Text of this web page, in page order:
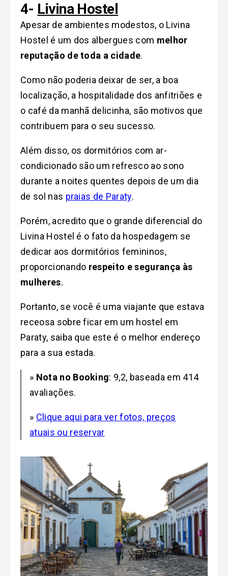
4- Livina Hostel
Apesar de ambientes modestos, o Livina
Hostel é um dos albergues com melhor
reputação de toda a cidade.
Como não poderia deixar de ser, a boa
localização, a hospitalidade dos anfitriões e
o café da manhã delicinha, são motivos que
contribuem para o seu sucesso.
Além disso, os dormitórios com ar-
condicionado são um refresco ao sono
durante a noites quentes depois de um dia
de sol nas praias de Paraty.
Porém, acredito que o grande diferencial do
Livina Hostel é o fato da hospedagem se
dedicar aos dormitórios femininos,
proporcionando respeito e segurança às
mulheres.
Portanto, se você é uma viajante que estava
receosa sobre ficar em um hostel em
Paraty, saiba que este é o melhor endereço
para a sua estada.
» Nota no Booking: 9,2, baseada em 414
avaliações.
» Clique aqui para ver fotos, preços
atuais ou reservar